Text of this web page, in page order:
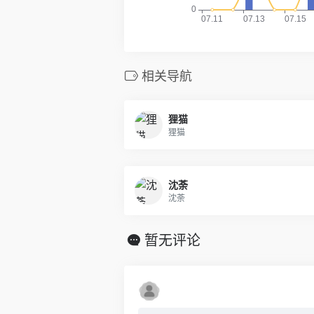
相关导航
狸猫
狸猫
沈荼
沈荼
暂无评论